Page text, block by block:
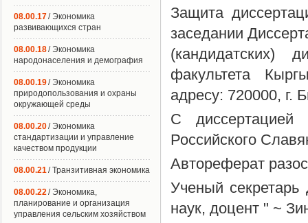
Защита
заседании
(кандидатских)
факультета
адресу: 720000, г.
С диссертацией
Российского
Автореферат
Ученый секретарь
наук, доцент " ~
08.00.17/ Экономика
развивающихся стран
08.00.18/ Экономика
народонаселения и демография
08.00.19/ Экономика
природопользования и охраны
окружающей среды
08.00.20/ Экономика
стандартизации и управление
качеством продукции
08.00.21/ Транзитивная экономика
08.00.22/ Экономика,
планирование и организация
управления сельским хозяйством